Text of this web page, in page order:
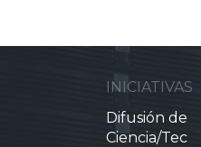
INICIATIVAS
Difusión de
Ciencia/Tec